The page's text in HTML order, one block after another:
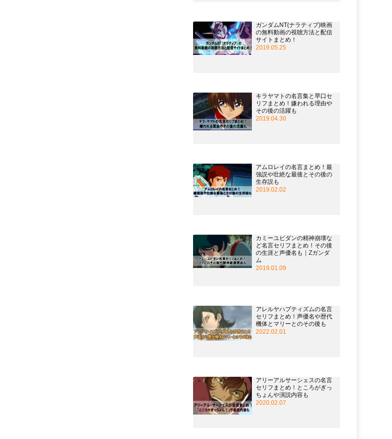
ガンダムNT(ナラティブ)映画
の無料動画の視聴方法と配信
サイトまとめ！
2019.05.25
キラヤマトの名言集と早口セ
リフまとめ！嫌われる理由や
その後の活躍も
2019.04.30
アムロレイの名言まとめ！最
強説や壮絶な最後とその後の
生存説も
2019.02.02
カミーユビダンの精神崩壊な
ど名言セリフまとめ！その後
の生涯と声優名も｜Zガンダ
ム
2019.01.09
アレルヤハプティズムの名言
セリフまとめ！声優名や歴代
機体とマリーとのその後も
2022.02.01
アリーアルサーシェスの名言
セリフまとめ！ところがぎっ
ちょんや演説内容も
2020.02.07